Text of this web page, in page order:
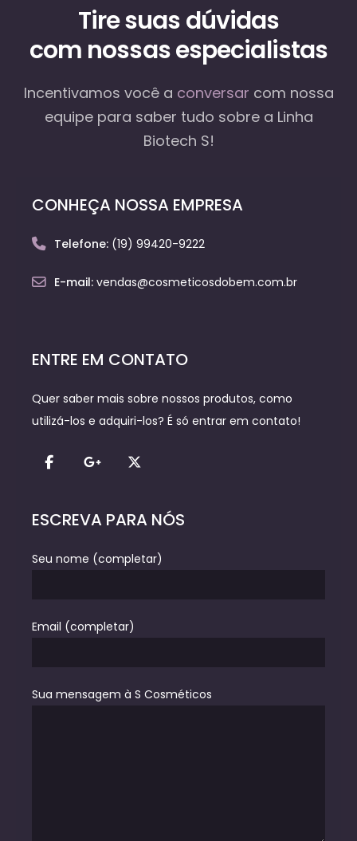
Tire suas dúvidas
com nossas especialistas
Incentivamos você a conversar com nossa
equipepara saber tudo sobre a Linha
Biotech S!
CONHEÇA NOSSA EMPRESA
Telefone: (19) 99420-9222
E-mail: vendas@cosmeticosdobem.com.br
ENTRE EM CONTATO
Quer saber mais sobre nossos produtos, como
utilizá-los e adquiri-los? É só entrar em contato!
ESCREVA PARA NÓS
Seu nome (completar)
Email (completar)
Sua mensagem à S Cosméticos